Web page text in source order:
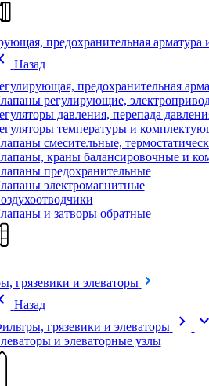
предохранительная арматура
Назад
предохранительная
регулирующие,
давления, перепада
температуры и
смесительные,
краны балансировочные и
предохранительные
электромагнитные
и затворы обратные
грязевики и элеваторы
Назад
грязевики и элеваторы
chevron_right expand_more
и элеваторные узлы